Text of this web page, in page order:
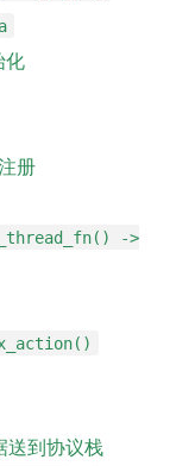
化
册
->
到协议栈